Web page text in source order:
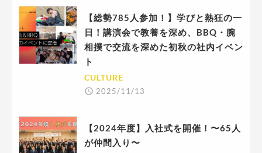
【総勢785人参加！】学びと熱狂の一
日！講演会で教養を深め、BBQ・腕
相撲で交流を深めた初秋の社内イベン
ト
CULTURE
2025/11/13
【2024年度】入社式を開催！〜65人
が仲間入り〜